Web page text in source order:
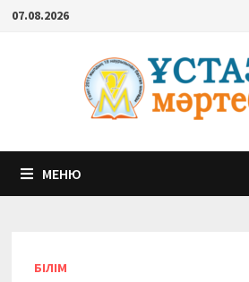
Перейти
содержимому
07.08.2026
МЕНЮ
БІЛІМ